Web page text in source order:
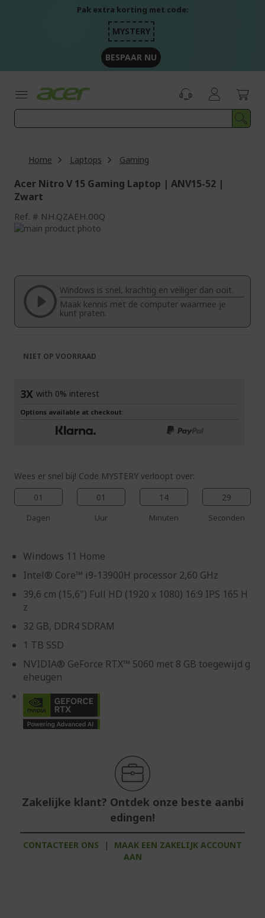
Pak extra korting met code:
MYSTERY
BESPAAR NU
Home Laptops Gaming
Acer Nitro V 15 Gaming Laptop | ANV15-52 |
Zwart
Ref. NH.QZAEH.00Q
Ga
van
afbeeldingen-
gallerij
begin
afbeeldingen-
gallerij
Windows is snel, krachtig en veiliger dan ooit.
Maak kennis met de computer waarmee je
kunt praten.
Wees er snel bij! Code MYSTERY verloopt over:
01
Dagen
01
Uur
14
Minuten
28
Seconden
Windows 11 Home
Intel® Core™ i9-13900H processor 2,60 GHz
39,6 cm (15,6") Full HD (1920 x 1080) 16:9 IPS 165 H
z
32 GB, DDR4 SDRAM
1 TB SSD
NVIDIA® GeForce RTX™ 5060 met 8 GB toegewijd g
eheugen
Zakelijke klant? Ontdek onze beste aanbi
edingen!
CONTACTEER ONS |
MAAK EEN ZAKELIJK ACCOUNT
AAN
NIET OP VOORRAAD
3X with 0% interest
Options available at checkout: